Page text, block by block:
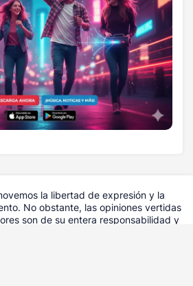
la libertad de expresión y la
No obstante, las opiniones vertidas
son de su entera responsabilidad y